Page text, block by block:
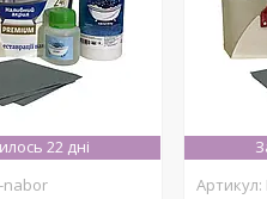
22 дні
nabor